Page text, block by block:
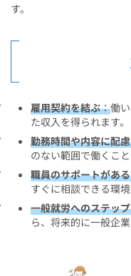
す。
雇用契約を結ぶ：働
た収入を得られます。
勤務時間や内容に配慮
のない範囲で働くこと
職員のサポートがある
すぐに相談できる環境
一般就労へのステッ
ら、将来的に一般企